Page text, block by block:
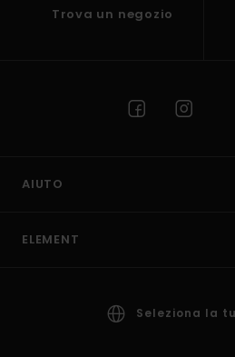
Trova un negozio
AIUTO
ELEMENT
Seleziona la